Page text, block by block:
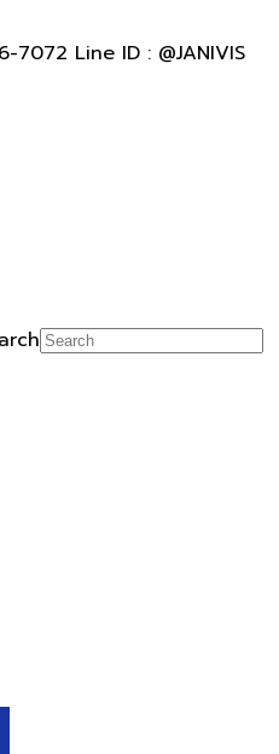
7072 Line ID : @JANIVIS